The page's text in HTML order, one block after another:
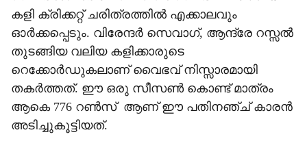
കളി ക്രിക്കറ്റ് ചരിത്രത്തിൽ എക്കാലവും
ഓർക്കപ്പെടും. വിരേന്ദർ സെവാഗ്, ആന്ദ്രേ റസ്സൽ
തുടങ്ങിയ വലിയ കളിക്കാരുടെ
റെക്കോർഡുകലാണ് വൈഭവ് നിസ്സാരമായി
തകർത്തത്. ഈ ഒരു സീസൺ കൊണ്ട് മാത്രം
ആകെ 776 റൺസ് ആണ് ഈ പതിനഞ്ച് കാരൻ
അടിച്ചുകൂട്ടിയത്.